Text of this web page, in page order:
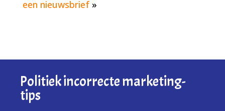
een nieuwsbrief»
Politiek incorrecte marketing-
tips